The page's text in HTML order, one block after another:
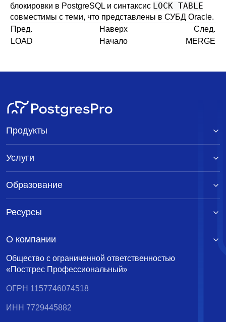
блокировки в PostgreSQL и синтаксис LOCK TABLE
совместимы с теми, что представлены в СУБД Oracle.
Пред.
Наверх
След.
LOAD
Начало MERGE
Общество с ограниченной ответственностью
«Постгрес Профессиональный»
ОГРН 1157746074518
ИНН 7729445882
Продукты
Услуги
Образование
Ресурсы
О компании